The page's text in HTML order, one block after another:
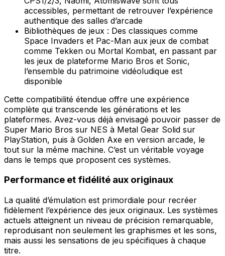
accessibles, permettant de retrouver l’expérience
authentique des salles d’arcade
Bibliothèques de jeux : Des classiques comme
Space Invaders et Pac-Man aux jeux de combat
comme Tekken ou Mortal Kombat, en passant par
les jeux de plateforme Mario Bros et Sonic,
l’ensemble du patrimoine vidéoludique est
disponible
Cette compatibilité étendue offre une expérience
complète qui transcende les générations et les
plateformes. Avez-vous déjà envisagé pouvoir passer de
Super Mario Bros sur NES à Metal Gear Solid sur
PlayStation, puis à Golden Axe en version arcade, le
tout sur la même machine. C’est un véritable voyage
dans le temps que proposent ces systèmes.
Performance et fidélité aux originaux
La qualité d’émulation est primordiale pour recréer
fidèlement l’expérience des jeux originaux. Les systèmes
actuels atteignent un niveau de précision remarquable,
reproduisant non seulement les graphismes et les sons,
mais aussi les sensations de jeu spécifiques à chaque
titre.